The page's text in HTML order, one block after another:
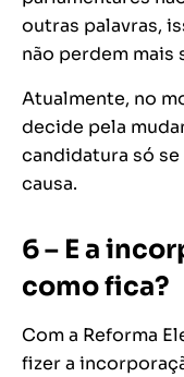
outras palavras,
não perdem mais
Atualmente, no
decide pela
candidatura só
causa.
6 – E a
como fica?
Com a Reforma
fizer a